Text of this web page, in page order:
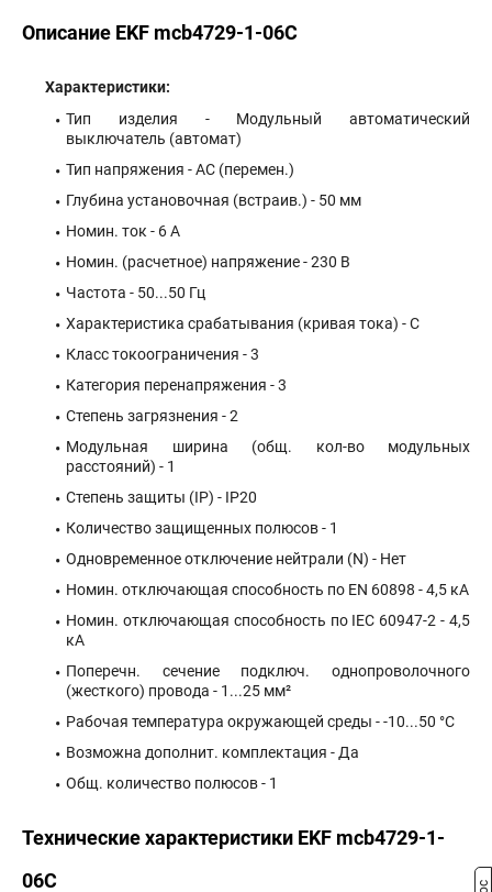
Описание EKF mcb4729-1-06C
Характеристики:
Тип изделия - Модульный автоматический
выключатель (автомат)
Тип напряжения - AC (перемен.)
Глубина установочная (встраив.) - 50 мм
Номин. ток - 6 А
Номин. (расчетное) напряжение - 230 В
Частота - 50...50 Гц
Характеристика срабатывания (кривая тока) - C
Класс токоограничения - 3
Категория перенапряжения - 3
Степень загрязнения - 2
Модульная ширина (общ. кол-во модульных
расстояний) - 1
Степень защиты (IP) - IP20
Количество защищенных полюсов - 1
Одновременное отключение нейтрали (N) - Нет
Номин. отключающая способность по EN 60898 - 4,5 кА
Номин. отключающая способность по IEC 60947-2 - 4,5
кА
Поперечн. сечение подключ. однопроволочного
(жесткого) провода - 1...25 мм²
Рабочая температура окружающей среды - -10...50 °C
Возможна дополнит. комплектация - Да
Общ. количество полюсов - 1
Технические характеристики EKF mcb4729-1-
06C